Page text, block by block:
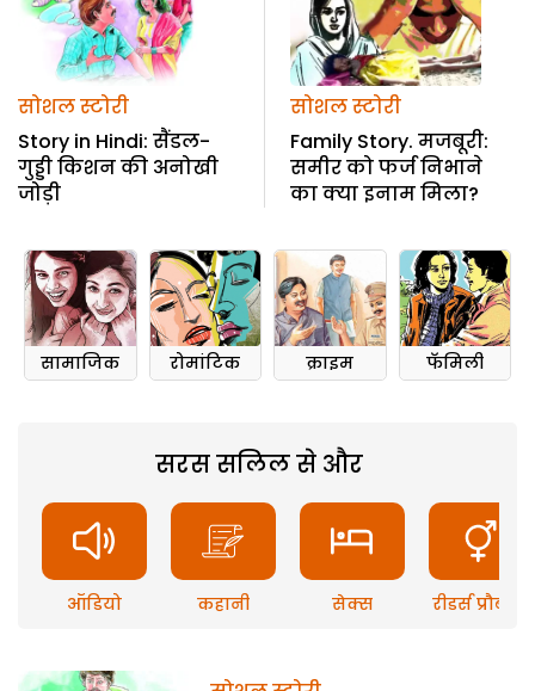
सोशल स्टोरी
Story in Hindi: सैंडल-
गुड्डी किशन की अनोखी
जोड़ी
सोशल स्टोरी
Family Story. मजबूरी:
समीर को फर्ज निभाने
का क्या इनाम मिला?
सामाजिक रोमांटिक क्राइम फॅमिली
सरस सलिल से और
ऑडियो कहानी सेक्स रीडर्स प्रौब्लम